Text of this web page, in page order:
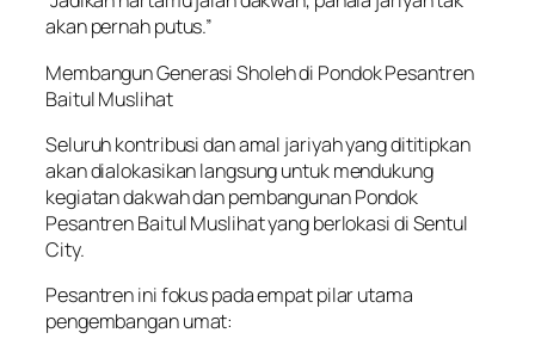
akan pernah putus.”
Membangun Generasi Sholeh di Pondok Pesantren
Baitul Muslihat
Seluruh kontribusi dan amal jariyah yang dititipkan
akan dialokasikan langsung untuk mendukung
kegiatan dakwah dan pembangunan Pondok
Pesantren Baitul Muslihat yang berlokasi di Sentul
City.
Pesantren ini fokus pada empat pilar utama
pengembangan umat: